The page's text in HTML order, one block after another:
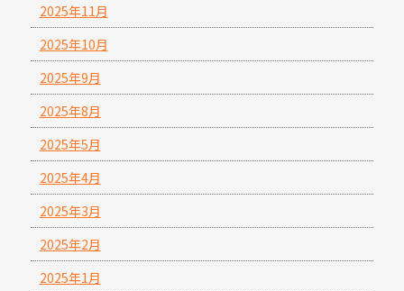
2025年11月
2025年10月
2025年9月
2025年8月
2025年5月
2025年4月
2025年3月
2025年2月
2025年1月